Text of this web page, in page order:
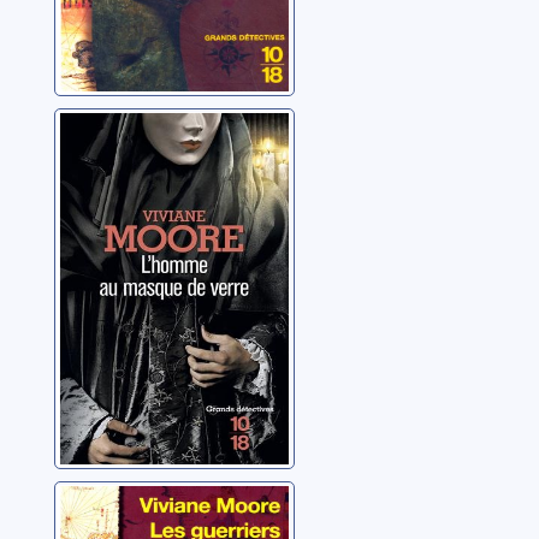
L'homme au
masque de verre
Moore, Viviane
L'épopée des